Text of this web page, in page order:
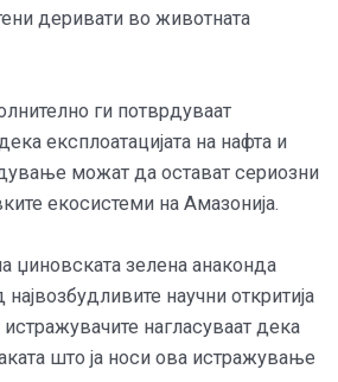
деривати во животната
ги потврдуваат
експлоатацијата на нафта и
можат да остават сериозни
екосистеми на Амазонија.
џиновската зелена анаконда
научни откритија
нагласуваат дека
што ја носи ова истражување